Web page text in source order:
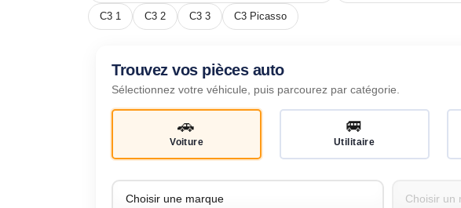
C3 1 C3 2 C3 3 C3 Picasso
Trouvez vos pièces auto
Sélectionnez votre véhicule, puis parcourez par catégorie.
🚗
Voiture
🚐
Utilitaire